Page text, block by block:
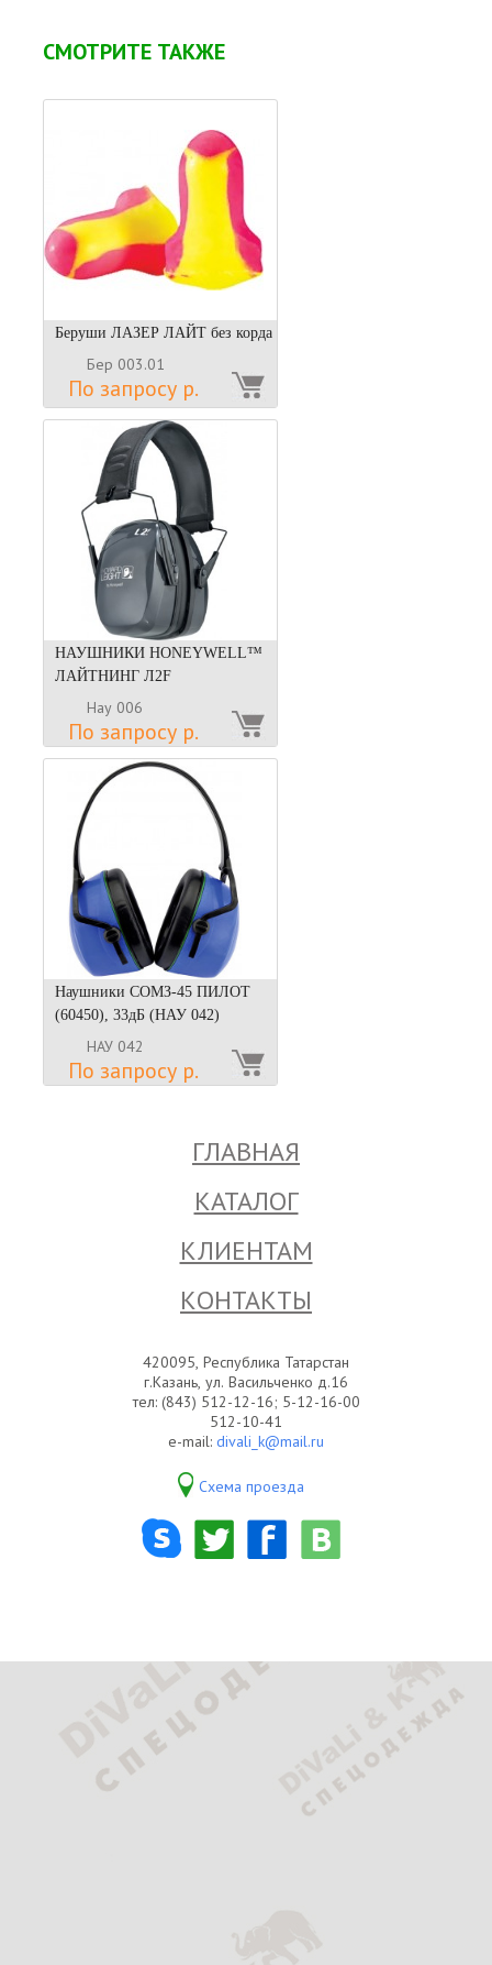
СМОТРИТЕ ТАКЖЕ
Беруши ЛАЗЕР ЛАЙТ без корда
Бер 003.01
По запросу р.
НАУШНИКИ HONEYWELL™
ЛАЙТНИНГ Л2F
Нау 006
По запросу р.
Наушники СОМЗ-45 ПИЛОТ
(60450), 33дБ (НАУ 042)
НАУ 042
По запросу р.
ГЛАВНАЯ
КАТАЛОГ
КЛИЕНТАМ
КОНТАКТЫ
420095, Республика Татарстан
г.Казань, ул. Васильченко д.16
тел: (843) 512-12-16; 5-12-16-00
512-10-41
e-mail: divali_k@mail.ru
Схема проезда